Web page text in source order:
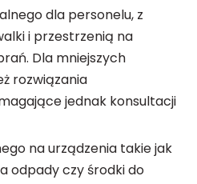
dla personelu, z
i przestrzenią na
Dla mniejszych
rozwiązania
jednak konsultacji
na urządzenia takie jak
odpady czy środki do